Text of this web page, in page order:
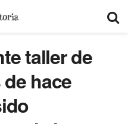
taller de
hace